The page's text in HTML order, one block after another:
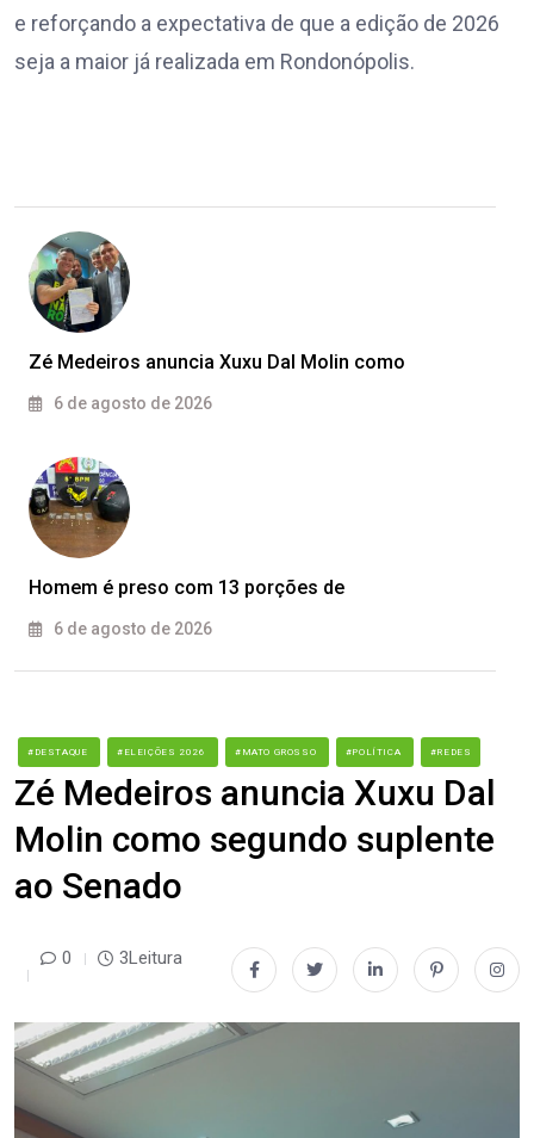
e reforçando a expectativa de que a edição de 2026
seja a maior já realizada em Rondonópolis.
Zé Medeiros anuncia Xuxu Dal Molin como
6 de agosto de 2026
Homem é preso com 13 porções de
6 de agosto de 2026
#DESTAQUE #ELEIÇÕES 2026 #MATO GROSSO #POLÍTICA #REDES
Zé Medeiros anuncia Xuxu Dal
Molin como segundo suplente
ao Senado
0 3Leitura